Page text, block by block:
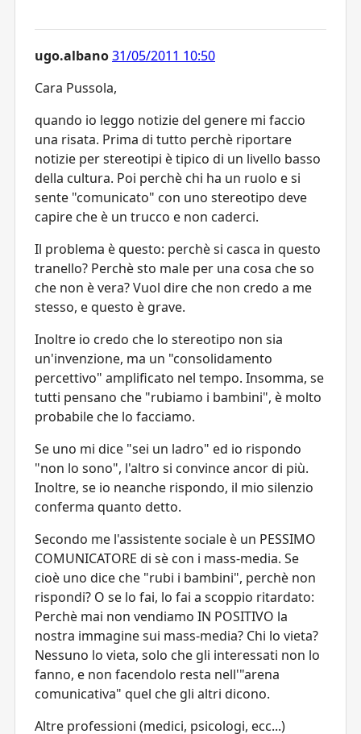
ugo.albano31/05/2011 10:50
Cara Pussola,
quando io leggo notizie del genere mi faccio
una risata. Prima di tutto perchè riportare
notizie per stereotipi è tipico di un livello basso
della cultura. Poi perchè chi ha un ruolo e si
sente "comunicato" con uno stereotipo deve
capire che è un trucco e non caderci.
Il problema è questo: perchè si casca in questo
tranello? Perchè sto male per una cosa che so
che non è vera? Vuol dire che non credo a me
stesso, e questo è grave.
Inoltre io credo che lo stereotipo non sia
un'invenzione, ma un "consolidamento
percettivo" amplificato nel tempo. Insomma, se
tutti pensano che "rubiamo i bambini", è molto
probabile che lo facciamo.
Se uno mi dice "sei un ladro" ed io rispondo
"non lo sono", l'altro si convince ancor di più.
Inoltre, se io neanche rispondo, il mio silenzio
conferma quanto detto.
Secondo me l'assistente sociale è un PESSIMO
COMUNICATORE di sè con i mass-media. Se
cioè uno dice che "rubi i bambini", perchè non
rispondi? O se lo fai, lo fai a scoppio ritardato:
Perchè mai non vendiamo IN POSITIVO la
nostra immagine sui mass-media? Chi lo vieta?
Nessuno lo vieta, solo che gli interessati non lo
fanno, e non facendolo resta nell'"arena
comunicativa" quel che gli altri dicono.
Altre professioni (medici, psicologi, ecc...)